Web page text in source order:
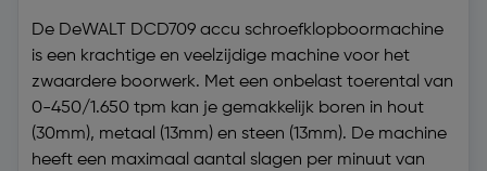
De DeWALT DCD709 accu schroefklopboormachine
is een krachtige en veelzijdige machine voor het
zwaardere boorwerk. Met een onbelast toerental van
0-450/1.650 tpm kan je gemakkelijk boren in hout
(30mm), metaal (13mm) en steen (13mm). De machine
heeft een maximaal aantal slagen per minuut van